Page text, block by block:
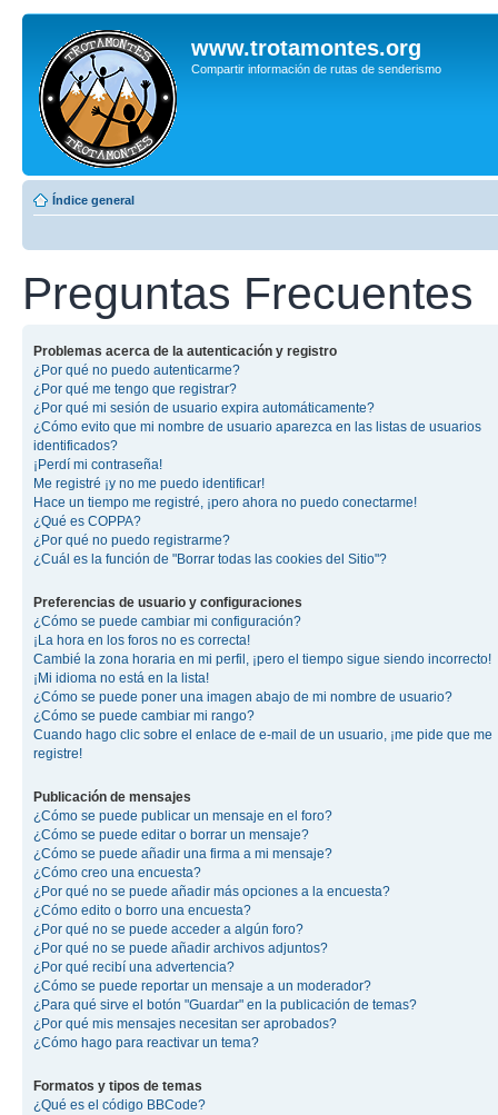
www.trotamontes.org
Compartir información de rutas de senderismo
Índice general
Preguntas Frecuentes
Problemas acerca de la autenticación y registro
¿Por qué no puedo autenticarme?
¿Por qué me tengo que registrar?
¿Por qué mi sesión de usuario expira automáticamente?
¿Cómo evito que mi nombre de usuario aparezca en las listas de usuarios
identificados?
¡Perdí mi contraseña!
Me registré ¡y no me puedo identificar!
Hace un tiempo me registré, ¡pero ahora no puedo conectarme!
¿Qué es COPPA?
¿Por qué no puedo registrarme?
¿Cuál es la función de "Borrar todas las cookies del Sitio"?
Preferencias de usuario y configuraciones
¿Cómo se puede cambiar mi configuración?
¡La hora en los foros no es correcta!
Cambié la zona horaria en mi perfil, ¡pero el tiempo sigue siendo incorrecto!
¡Mi idioma no está en la lista!
¿Cómo se puede poner una imagen abajo de mi nombre de usuario?
¿Cómo se puede cambiar mi rango?
Cuando hago clic sobre el enlace de e-mail de un usuario, ¡me pide que me
registre!
Publicación de mensajes
¿Cómo se puede publicar un mensaje en el foro?
¿Cómo se puede editar o borrar un mensaje?
¿Cómo se puede añadir una firma a mi mensaje?
¿Cómo creo una encuesta?
¿Por qué no se puede añadir más opciones a la encuesta?
¿Cómo edito o borro una encuesta?
¿Por qué no se puede acceder a algún foro?
¿Por qué no se puede añadir archivos adjuntos?
¿Por qué recibí una advertencia?
¿Cómo se puede reportar un mensaje a un moderador?
¿Para qué sirve el botón "Guardar" en la publicación de temas?
¿Por qué mis mensajes necesitan ser aprobados?
¿Cómo hago para reactivar un tema?
Formatos y tipos de temas
¿Qué es el código BBCode?